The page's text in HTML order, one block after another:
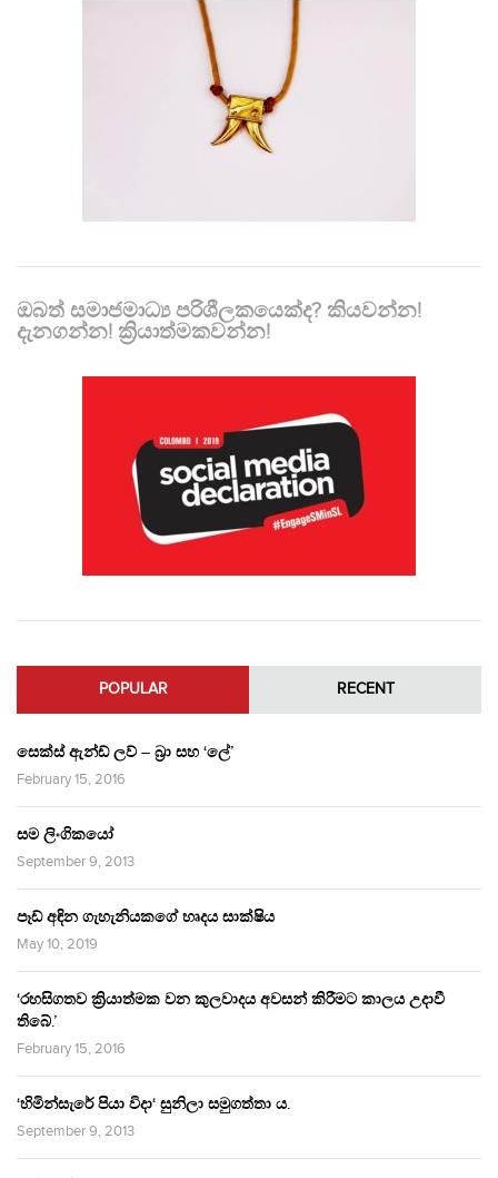
ඔබත් සමාජමාධ්‍ය පරිශීලකයෙක්ද? කියවන්න!
දැනගන්න! ක්‍රියාත්මකවන්න!
POPULAR RECENT
සෙක්ස් ඇන්ඩ් ලව් – බ්‍රා සහ ‘ලේ’
February 15, 2016
සම ලිංගිකයෝ
September 9, 2013
පෑඩ් අඳින ගැහැනියකගේ හෘදය සාක්ෂිය
May 10, 2019
‘රහසිගතව ක්‍රියාත්මක වන කුලවාදය අවසන් කිරීමට කාලය උදාවී
තිබේ.’
February 15, 2016
‘හිමින්සැරේ පියා විදා‘ සුනිලා සමුගත්තා ය.
September 9, 2013